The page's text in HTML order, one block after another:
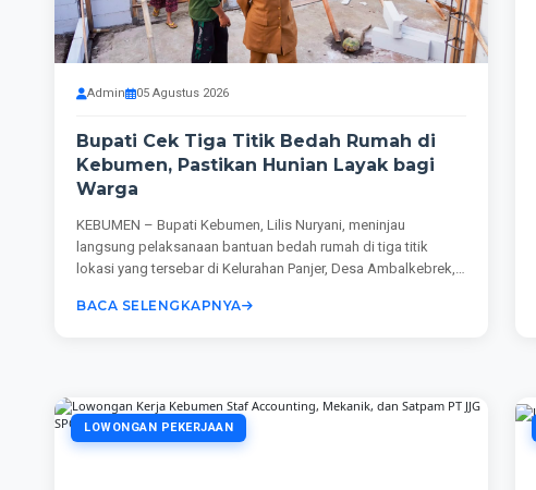
Admin 05 Agustus 2026
Bupati Cek Tiga Titik Bedah Rumah di
Kebumen, Pastikan Hunian Layak bagi
Warga
KEBUMEN – Bupati Kebumen, Lilis Nuryani, meninjau
langsung pelaksanaan bantuan bedah rumah di tiga titik
lokasi yang tersebar di Kelurahan Panjer, Desa Ambalkebrek,
BACA SELENGKAPNYA
LOWONGAN PEKERJAAN